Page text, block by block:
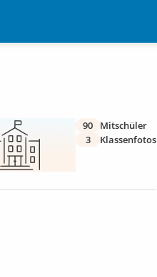
90
Mitschüler
3
Klassenfotos